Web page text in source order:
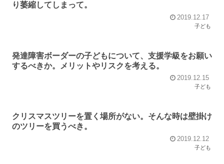
り萎縮してしまって。
2019.12.17
子ども
発達障害ボーダーの子どもについて、支援学級をお願い
するべきか。メリットやリスクを考える。
2019.12.15
子ども
クリスマスツリーを置く場所がない。そんな時は壁掛け
のツリーを買うべき。
2019.12.12
子ども